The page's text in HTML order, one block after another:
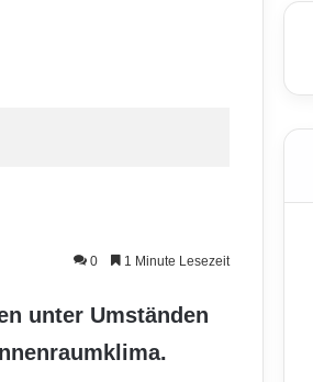
0 1 Minute Lesezeit
unter Umständen